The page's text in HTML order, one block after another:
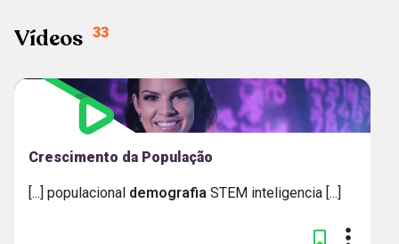
Vídeos 33
Crescimento da População
[...] populacional demografia STEM inteligencia [...]